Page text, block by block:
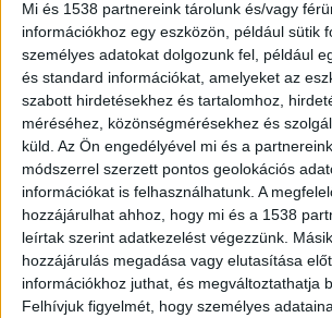
Mi és 1538 partnereink tárolunk és/vagy
információkhoz egy eszközön, például sütik
személyes adatokat dolgozunk fel, például
és standard információkat, amelyeket az
szabott hirdetésekhez és tartalomhoz,
méréséhez, közönségmérésekhez és
küld. Az Ön engedélyével mi és a
módszerrel szerzett pontos geolokációs
információkat is felhasználhatunk. A
hozzájárulhat ahhoz, hogy mi és a 1538
leírtak szerint adatkezelést végezzünk.
hozzájárulás megadása vagy elutasítása
információkhoz juthat, és megváltoztathatja
Felhívjuk figyelmét, hogy személyes
átépítették vagy felújították a
Balatonkörnyéke.hu legfrissebb
aktuális viharjelzést ide kattintva
Ők örülhetnek
Az átadásra kerülő szakasz Etyek,
Kajászó, Pázmánd, Nadap
Velence városát érinti. Két új
kialakítottak az útvonal mentén,